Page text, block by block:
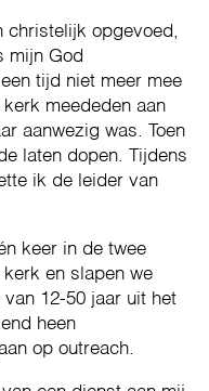
christelijk opgevoed,
mijn God
tijd niet meer mee
meededen aan
aanwezig was. Toen
laten dopen. Tijdens
ik de leider van
keer in de twee
en slapen we
12-50 jaar uit het
heen
op outreach.